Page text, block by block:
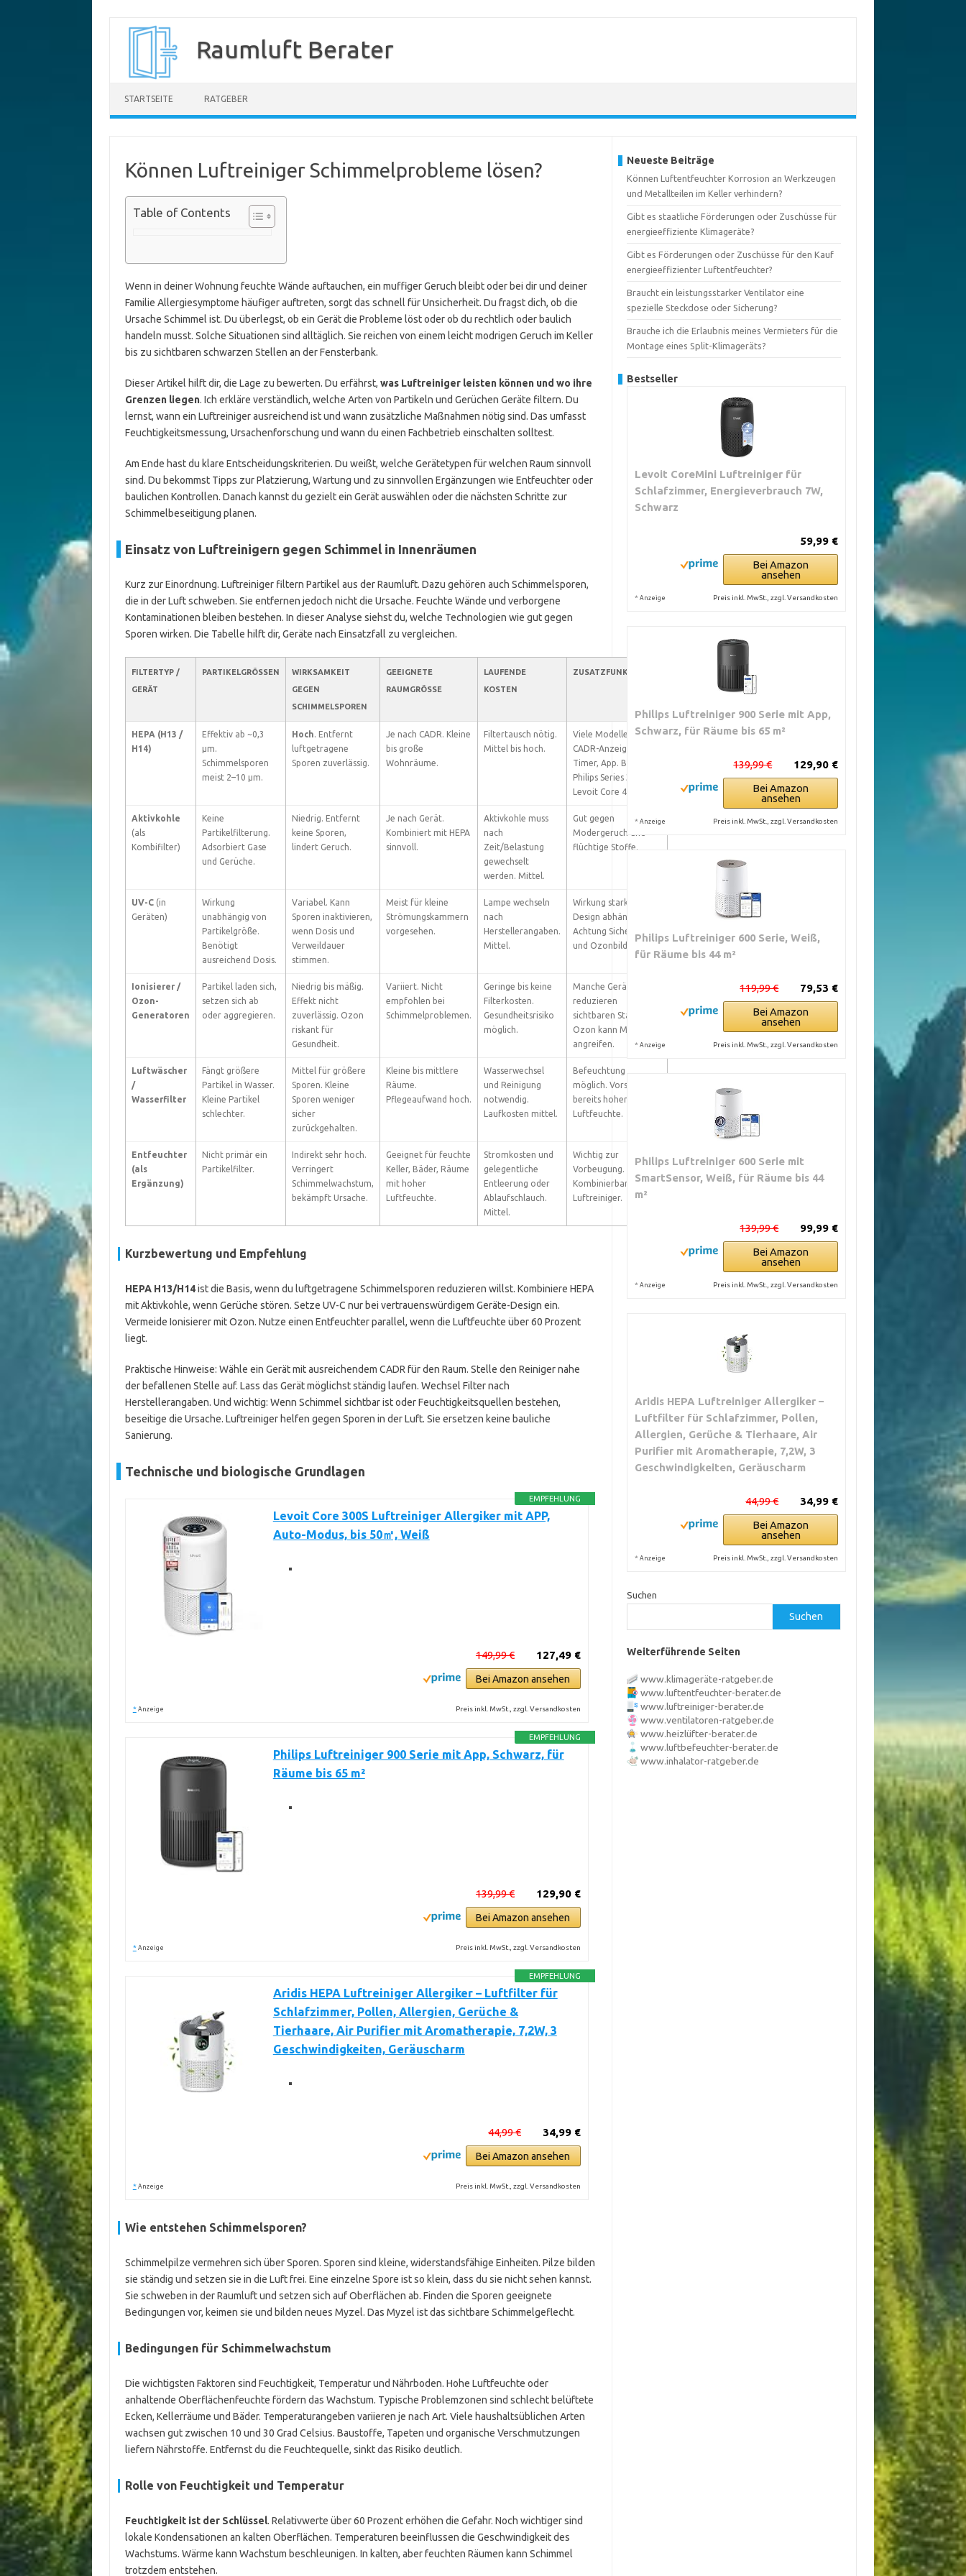
Inhalt
Raumluft Berater
STARTSEITE RATGEBER
Können Luftreiniger Schimmelprobleme lösen?
Table of Contents
Wenn in deiner Wohnung feuchte Wände auftauchen, ein muffiger Geruch bleibt oder bei dir und deiner
Familie Allergiesymptome häufiger auftreten, sorgt das schnell für Unsicherheit. Du fragst dich, ob die
Ursache Schimmel ist. Du überlegst, ob ein Gerät die Probleme löst oder ob du rechtlich oder baulich
handeln musst. Solche Situationen sind alltäglich. Sie reichen von einem leicht modrigen Geruch im Keller
bis zu sichtbaren schwarzen Stellen an der Fensterbank.
Dieser Artikel hilft dir, die Lage zu bewerten. Du erfährst, was Luftreiniger leisten können und wo ihre
Grenzen liegen. Ich erkläre verständlich, welche Arten von Partikeln und Gerüchen Geräte filtern. Du
lernst, wann ein Luftreiniger ausreichend ist und wann zusätzliche Maßnahmen nötig sind. Das umfasst
Feuchtigkeitsmessung, Ursachenforschung und wann du einen Fachbetrieb einschalten solltest.
Am Ende hast du klare Entscheidungskriterien. Du weißt, welche Gerätetypen für welchen Raum sinnvoll
sind. Du bekommst Tipps zur Platzierung, Wartung und zu sinnvollen Ergänzungen wie Entfeuchter oder
baulichen Kontrollen. Danach kannst du gezielt ein Gerät auswählen oder die nächsten Schritte zur
Schimmelbeseitigung planen.
Einsatz von Luftreinigern gegen Schimmel in Innenräumen
Kurz zur Einordnung. Luftreiniger filtern Partikel aus der Raumluft. Dazu gehören auch Schimmelsporen,
die in der Luft schweben. Sie entfernen jedoch nicht die Ursache. Feuchte Wände und verborgene
Kontaminationen bleiben bestehen. In dieser Analyse siehst du, welche Technologien wie gut gegen
Sporen wirken. Die Tabelle hilft dir, Geräte nach Einsatzfall zu vergleichen.
FILTERTYP /
GERÄT
PARTIKELGRÖSSEN
WIRKSAMKEIT
GEGEN
SCHIMMELSPOREN
GEEIGNETE
RAUMGRÖSSE
LAUFENDE
KOSTEN
ZUSATZFUNKTIONEN
HEPA (H13 /
H14)
Effektiv ab ~0,3
µm.
Schimmelsporen
meist 2–10 µm.
Hoch. Entfernt
luftgetragene
Sporen zuverlässig.
Je nach CADR. Kleine
bis große
Wohnräume.
Filtertausch nötig.
Mittel bis hoch.
Viele Modelle mit
CADR-Anzeige,
Timer, App. Beispiele:
Philips Series 3000i,
Levoit Core 400S.
Aktivkohle
(als
Kombifilter)
Keine
Partikelfilterung.
Adsorbiert Gase
und Gerüche.
Niedrig. Entfernt
keine Sporen,
lindert Geruch.
Je nach Gerät.
Kombiniert mit HEPA
sinnvoll.
Aktivkohle muss
nach
Zeit/Belastung
gewechselt
werden. Mittel.
Gut gegen
Modergeruch und
flüchtige Stoffe.
UV-C(in
Geräten)
Wirkung
unabhängig von
Partikelgröße.
Benötigt
ausreichend Dosis.
Variabel. Kann
Sporen inaktivieren,
wenn Dosis und
Verweildauer
stimmen.
Meist für kleine
Strömungskammern
vorgesehen.
Lampe wechseln
nach
Herstellerangaben.
Mittel.
Wirkung stark vom
Design abhängig.
Achtung Sicherheit
und Ozonbildung.
Ionisierer /
Ozon-
Generatoren
Partikel laden sich,
setzen sich ab
oder aggregieren.
Niedrig bis mäßig.
Effekt nicht
zuverlässig. Ozon
riskant für
Gesundheit.
Variiert. Nicht
empfohlen bei
Schimmelproblemen.
Geringe bis keine
Filterkosten.
Gesundheitsrisiko
möglich.
Manche Geräte
reduzieren
sichtbaren Staub.
Ozon kann Möbel
angreifen.
Luftwäscher
/
Wasserfilter
Fängt größere
Partikel in Wasser.
Kleine Partikel
schlechter.
Mittel für größere
Sporen. Kleine
Sporen weniger
sicher
zurückgehalten.
Kleine bis mittlere
Räume.
Pflegeaufwand hoch.
Wasserwechsel
und Reinigung
notwendig.
Laufkosten mittel.
Befeuchtung
möglich. Vorsicht bei
bereits hoher
Luftfeuchte.
Entfeuchter
(als
Ergänzung)
Nicht primär ein
Partikelfilter.
Indirekt sehr hoch.
Verringert
Schimmelwachstum,
bekämpft Ursache.
Geeignet für feuchte
Keller, Bäder, Räume
mit hoher
Luftfeuchte.
Stromkosten und
gelegentliche
Entleerung oder
Ablaufschlauch.
Mittel.
Wichtig zur
Vorbeugung.
Kombinierbar mit
Luftreiniger.
Kurzbewertung und Empfehlung
HEPA H13/H14ist die Basis, wenn du luftgetragene Schimmelsporen reduzieren willst. Kombiniere HEPA
mit Aktivkohle, wenn Gerüche stören. Setze UV-C nur bei vertrauenswürdigem Geräte-Design ein.
Vermeide Ionisierer mit Ozon. Nutze einen Entfeuchter parallel, wenn die Luftfeuchte über 60 Prozent
liegt.
Praktische Hinweise: Wähle ein Gerät mit ausreichendem CADR für den Raum. Stelle den Reiniger nahe
der befallenen Stelle auf. Lass das Gerät möglichst ständig laufen. Wechsel Filter nach
Herstellerangaben. Und wichtig: Wenn Schimmel sichtbar ist oder Feuchtigkeitsquellen bestehen,
beseitige die Ursache. Luftreiniger helfen gegen Sporen in der Luft. Sie ersetzen keine bauliche
Sanierung.
Technische und biologische Grundlagen
EMPFEHLUNG
Levoit Core 300S Luftreiniger Allergiker mit APP,
Auto-Modus, bis 50㎡, Weiß
127,49 €
149,99 €
Bei Amazon ansehen
* Anzeige Preis inkl. MwSt., zzgl. Versandkosten
EMPFEHLUNG
Philips Luftreiniger 900 Serie mit App, Schwarz, für
Räume bis 65 m²
129,90 €
139,99 €
Bei Amazon ansehen
* Anzeige Preis inkl. MwSt., zzgl. Versandkosten
EMPFEHLUNG
Aridis HEPA Luftreiniger Allergiker – Luftfilter für
Schlafzimmer, Pollen, Allergien, Gerüche &
Tierhaare, Air Purifier mit Aromatherapie, 7,2W, 3
Geschwindigkeiten, Geräuscharm
34,99 €
44,99 €
Bei Amazon ansehen
* Anzeige Preis inkl. MwSt., zzgl. Versandkosten
Wie entstehen Schimmelsporen?
Schimmelpilze vermehren sich über Sporen. Sporen sind kleine, widerstandsfähige Einheiten. Pilze bilden
sie ständig und setzen sie in die Luft frei. Eine einzelne Spore ist so klein, dass du sie nicht sehen kannst.
Sie schweben in der Raumluft und setzen sich auf Oberflächen ab. Finden die Sporen geeignete
Bedingungen vor, keimen sie und bilden neues Myzel. Das Myzel ist das sichtbare Schimmelgeflecht.
Bedingungen für Schimmelwachstum
Die wichtigsten Faktoren sind Feuchtigkeit, Temperatur und Nährboden. Hohe Luftfeuchte oder
anhaltende Oberflächenfeuchte fördern das Wachstum. Typische Problemzonen sind schlecht belüftete
Ecken, Kellerräume und Bäder. Temperaturangeben variieren je nach Art. Viele haushaltsüblichen Arten
wachsen gut zwischen 10 und 30 Grad Celsius. Baustoffe, Tapeten und organische Verschmutzungen
liefern Nährstoffe. Entfernst du die Feuchtequelle, sinkt das Risiko deutlich.
Rolle von Feuchtigkeit und Temperatur
Feuchtigkeit ist der Schlüssel. Relativwerte über 60 Prozent erhöhen die Gefahr. Noch wichtiger sind
lokale Kondensationen an kalten Oberflächen. Temperaturen beeinflussen die Geschwindigkeit des
Wachstums. Wärme kann Wachstum beschleunigen. In kalten, aber feuchten Räumen kann Schimmel
trotzdem entstehen.
Neueste Beiträge
Können Luftentfeuchter Korrosion an Werkzeugen
und Metallteilen im Keller verhindern?
Gibt es staatliche Förderungen oder Zuschüsse für
energieeffiziente Klimageräte?
Gibt es Förderungen oder Zuschüsse für den Kauf
energieeffizienter Luftentfeuchter?
Braucht ein leistungsstarker Ventilator eine
spezielle Steckdose oder Sicherung?
Brauche ich die Erlaubnis meines Vermieters für die
Montage eines Split-Klimageräts?
Bestseller
Levoit CoreMini Luftreiniger für
Schlafzimmer, Energieverbrauch 7W,
Schwarz
59,99 €
Bei Amazon
ansehen
* Anzeige Preis inkl. MwSt., zzgl. Versandkosten
Philips Luftreiniger 900 Serie mit App,
Schwarz, für Räume bis 65 m²
129,90 €
139,99 €
Bei Amazon
ansehen
* Anzeige Preis inkl. MwSt., zzgl. Versandkosten
Philips Luftreiniger 600 Serie, Weiß,
für Räume bis 44 m²
79,53 €
119,99 €
Bei Amazon
ansehen
* Anzeige Preis inkl. MwSt., zzgl. Versandkosten
Philips Luftreiniger 600 Serie mit
SmartSensor, Weiß, für Räume bis 44
m²
99,99 €
139,99 €
Bei Amazon
ansehen
* Anzeige Preis inkl. MwSt., zzgl. Versandkosten
Aridis HEPA Luftreiniger Allergiker –
Luftfilter für Schlafzimmer, Pollen,
Allergien, Gerüche & Tierhaare, Air
Purifier mit Aromatherapie, 7,2W, 3
Geschwindigkeiten, Geräuscharm
34,99 €
44,99 €
Bei Amazon
ansehen
* Anzeige Preis inkl. MwSt., zzgl. Versandkosten
Suchen
Suchen
Weiterführende Seiten
www.klimageräte-ratgeber.de
www.luftentfeuchter-berater.de
www.luftreiniger-berater.de
www.ventilatoren-ratgeber.de
www.heizlüfter-berater.de
www.luftbefeuchter-berater.de
www.inhalator-ratgeber.de